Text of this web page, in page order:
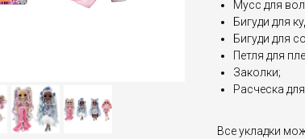
Мусс для
Бигуди для
Бигуди для
Петля для
Заколки;
Расческа
Все укладки